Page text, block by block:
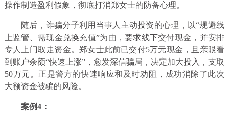
操作制造盈利假象，彻底打消郑女士的防备心理。
随后，诈骗分子利用当事人主动投资的心理，以“规避线
上监管、需现金兑换充值”为由，要求线下交付现金，并安排
专人上门取走资金。郑女士此前已交付5万元现金，且亲眼看
到账户余额“快速上涨”，愈发深信骗局，决定加大投入，支取
50万元。正是警方的快速响应和及时劝阻，成功消除了此次
大额资金被骗的风险。
案例4：